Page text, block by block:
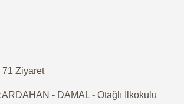
71 Ziyaret
- DAMAL - Otağlı İlkokulu